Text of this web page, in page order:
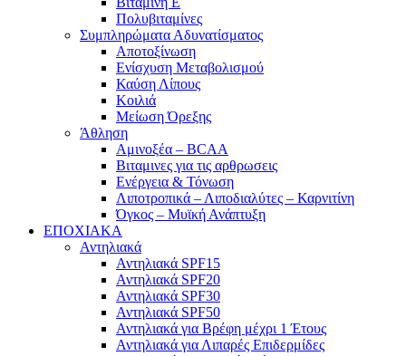
Πολυβιταμίνες
Συμπληρώματα Αδυνατίσματος
Αποτοξίνωση
Ενίσχυση Μεταβολισμού
Καύση Λίπους
Κοιλιά
Μείωση Όρεξης
Άθληση
Αμινοξέα – BCAA
Βιταμινες για τις αρθρωσεις
Ενέργεια & Τόνωση
Λιποτροπικά – Λιποδιαλύτες – Καρνιτίνη
Όγκος – Μυϊκή Ανάπτυξη
ΕΠΟΧΙΑΚΑ
Αντηλιακά
Αντηλιακά SPF15
Αντηλιακά SPF20
Αντηλιακά SPF30
Αντηλιακά SPF50
Αντηλιακά για Βρέφη μέχρι 1 Έτους
Αντηλιακά για Λιπαρές Επιδερμίδες